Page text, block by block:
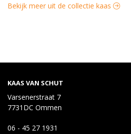
Bekijk meer uit de collectie kaas
KAAS VAN SCHUT
Varsenerstraat 7
7731DC Ommen
06 - 45 27 1931